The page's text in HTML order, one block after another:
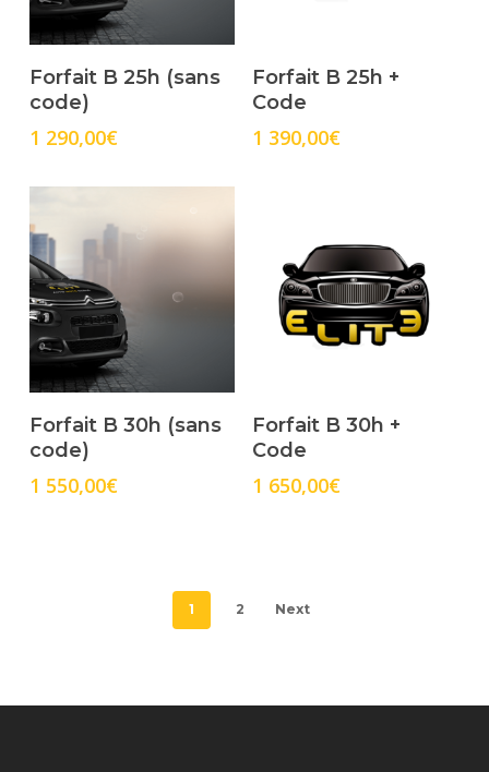
Select Options
Forfait B 25h (sans
code)
1 290,00€
Select Options
Forfait B 25h +
Code
1 390,00€
Select Options
Forfait B 30h (sans
code)
1 550,00€
Select Options
Forfait B 30h +
Code
1 650,00€
1 2 Next